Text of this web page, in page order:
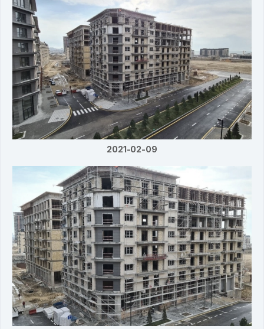
2021-02-09